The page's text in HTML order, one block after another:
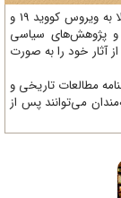
با توجه به نیاز به تداوم مراقبت‌های بهداشتی برای عدم ابتلا به ویروس کووید 19 و
پژوهش‌های سیاسی
خود را به صورت
مطالعات تاریخی و
می‌توانند پس از